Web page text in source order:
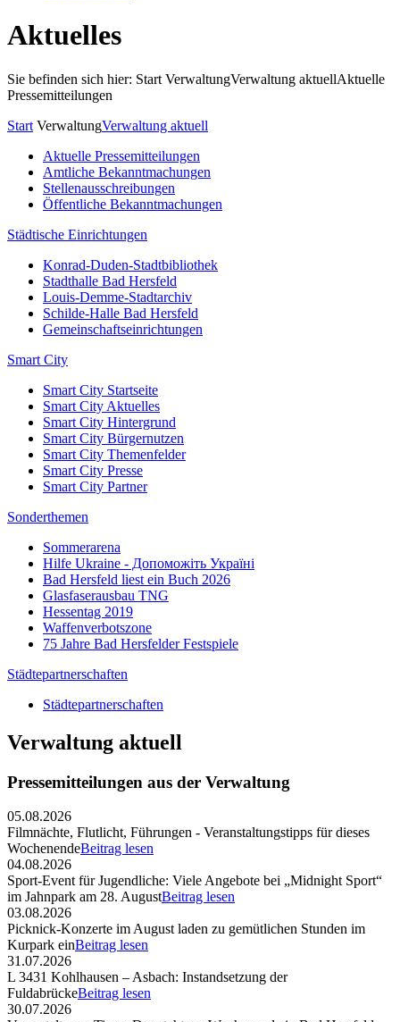
Aktuelles
Sie befinden sich hier: Start VerwaltungVerwaltung aktuellAktuelle
Pressemitteilungen
Start VerwaltungVerwaltung aktuell
Aktuelle Pressemitteilungen
Amtliche Bekanntmachungen
Stellenausschreibungen
Öffentliche Bekanntmachungen
Städtische Einrichtungen
Konrad-Duden-Stadtbibliothek
Stadthalle Bad Hersfeld
Louis-Demme-Stadtarchiv
Schilde-Halle Bad Hersfeld
Gemeinschaftseinrichtungen
Smart City
Smart City Startseite
Smart City Aktuelles
Smart City Hintergrund
Smart City Bürgernutzen
Smart City Themenfelder
Smart City Presse
Smart City Partner
Sonderthemen
Sommerarena
Hilfe Ukraine - Допоможіть Україні
Bad Hersfeld liest ein Buch 2026
Glasfaserausbau TNG
Hessentag 2019
Waffenverbotszone
75 Jahre Bad Hersfelder Festspiele
Städtepartnerschaften
Städtepartnerschaften
Verwaltung aktuell
Pressemitteilungen aus der Verwaltung
05.08.2026
Filmnächte, Flutlicht, Führungen - Veranstaltungstipps für dieses
WochenendeBeitrag lesen
04.08.2026
Sport-Event für Jugendliche: Viele Angebote bei „Midnight Sport“
im Jahnpark am 28. AugustBeitrag lesen
03.08.2026
Picknick-Konzerte im August laden zu gemütlichen Stunden im
Kurpark einBeitrag lesen
31.07.2026
L 3431 Kohlhausen – Asbach: Instandsetzung der
FuldabrückeBeitrag lesen
30.07.2026